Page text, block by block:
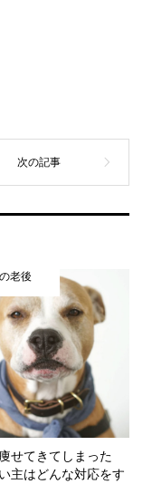
老後
せてきてしまった
主はどんな対応をす